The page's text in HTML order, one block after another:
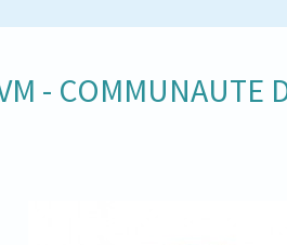
- COMMUNAUTE